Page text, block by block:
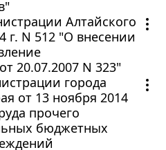
Алтайского
г. N 512 "О внесении
20.07.2007 N 323"
города
от 13 ноября 2014
прочего
бюджетных